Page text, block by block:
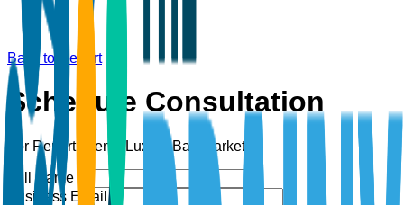
Back to Report
Schedule Consultation
For Report: Men’s Luxury Bag Market
Full Name *
Business Email *